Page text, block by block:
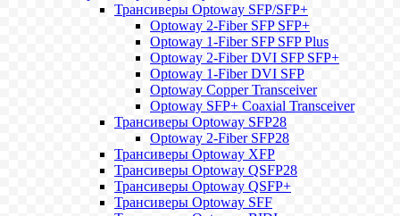
Трансиверы Optoway SFP/SFP+
Optoway 2-Fiber SFP SFP+
Optoway 1-Fiber SFP SFP Plus
Optoway 2-Fiber DVI SFP SFP+
Optoway 1-Fiber DVI SFP
Optoway Copper Transceiver
Optoway SFP+ Coaxial Transceiver
Трансиверы Optoway SFP28
Optoway 2-Fiber SFP28
Трансиверы Optoway XFP
Трансиверы Optoway QSFP28
Трансиверы Optoway QSFP+
Трансиверы Optoway SFF